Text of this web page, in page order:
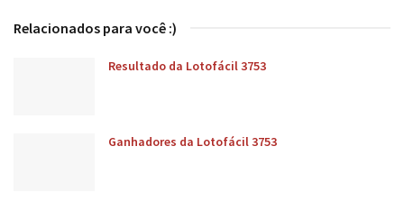
Relacionados para você :)
Resultado da Lotofácil 3753
Ganhadores da Lotofácil 3753